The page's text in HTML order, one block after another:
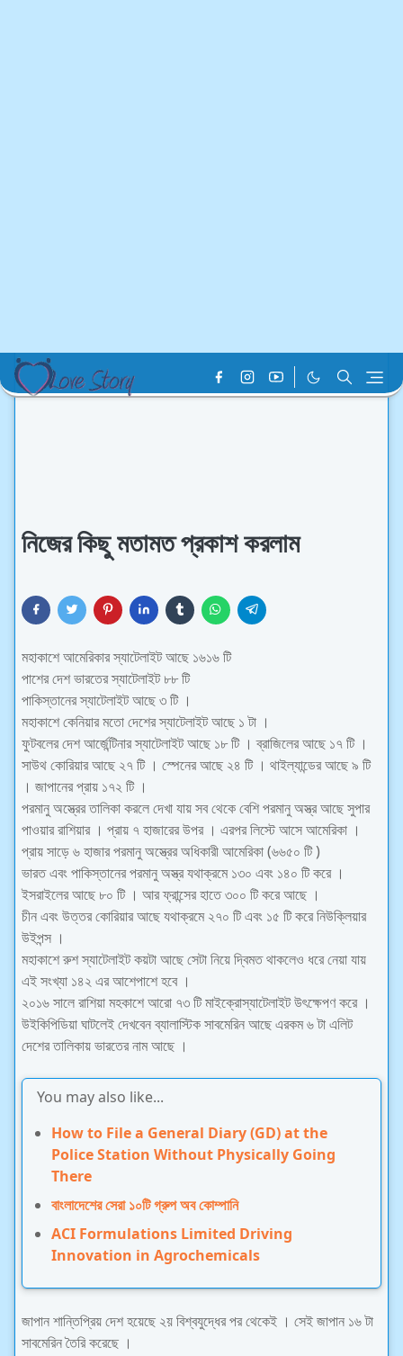
নিজের কিছু মতামত প্রকাশ করলাম
মহাকাশে আমেরিকার স্যাটেলাইট আছে ১৬১৬ টি
পাশের দেশ ভারতের স্যাটেলাইট ৮৮ টি
পাকিস্তানের স্যাটেলাইট আছে ৩ টি ।
মহাকাশে কেনিয়ার মতো দেশের স্যাটেলাইট আছে ১ টা ।
ফুটবলের দেশ আর্জেন্টিনার স্যাটেলাইট আছে ১৮ টি । ব্রাজিলের আছে ১৭ টি ।
সাউথ কোরিয়ার আছে ২৭ টি । স্পেনের আছে ২৪ টি । থাইল্যান্ডের আছে ৯ টি
। জাপানের প্রায় ১৭২ টি ।
পরমানু অস্ত্রের তালিকা করলে দেখা যায় সব থেকে বেশি পরমানু অস্ত্র আছে সুপার
পাওয়ার রাশিয়ার । প্রায় ৭ হাজারের উপর । এরপর লিস্টে আসে আমেরিকা ।
প্রায় সাড়ে ৬ হাজার পরমানু অস্ত্রের অধিকারী আমেরিকা (৬৬৫০ টি )
ভারত এবং পাকিস্তানের পরমানু অস্ত্র যথাক্রমে ১৩০ এবং ১৪০ টি করে ।
ইসরাইলের আছে ৮০ টি । আর ফ্রান্সের হাতে ৩০০ টি করে আছে ।
চীন এবং উত্তর কোরিয়ার আছে যথাক্রমে ২৭০ টি এবং ১৫ টি করে নিউক্লিয়ার
উইপন্স ।
মহাকাশে রুশ স্যাটেলাইট কয়টা আছে সেটা নিয়ে দ্বিমত থাকলেও ধরে নেয়া যায়
এই সংখ্যা ১৪২ এর আশেপাশে হবে ।
২০১৬ সালে রাশিয়া মহকাশে আরো ৭৩ টি মাইক্রোস্যাটেলাইট উৎক্ষেপণ করে ।
উইকিপিডিয়া ঘাটলেই দেখবেন ব্যালাস্টিক সাবমেরিন আছে এরকম ৬ টা এলিট
দেশের তালিকায় ভারতের নাম আছে ।
You may also like...
How to File a General Diary (GD) at the
Police Station Without Physically Going
There
বাংলাদেশের সেরা ১০টি গ্রুপ অব কোম্পানি
ACI Formulations Limited Driving
Innovation in Agrochemicals
জাপান শান্তিপ্রিয় দেশ হয়েছে ২য় বিশ্বযুদ্ধের পর থেকেই । সেই জাপান ১৬ টা
সাবমেরিন তৈরি করেছে ।